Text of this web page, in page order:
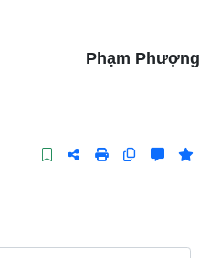
Phạm Phượng